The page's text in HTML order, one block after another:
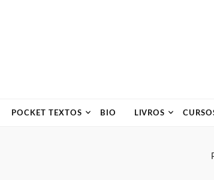
POCKET TEXTOS BIO LIVROS